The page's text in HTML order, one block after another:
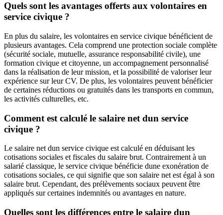
Quels sont les avantages offerts aux volontaires en
service civique ?
En plus du salaire, les volontaires en service civique bénéficient de
plusieurs avantages. Cela comprend une protection sociale complète
(sécurité sociale, mutuelle, assurance responsabilité civile), une
formation civique et citoyenne, un accompagnement personnalisé
dans la réalisation de leur mission, et la possibilité de valoriser leur
expérience sur leur CV. De plus, les volontaires peuvent bénéficier
de certaines réductions ou gratuités dans les transports en commun,
les activités culturelles, etc.
Comment est calculé le salaire net dun service
civique ?
Le salaire net dun service civique est calculé en déduisant les
cotisations sociales et fiscales du salaire brut. Contrairement à un
salarié classique, le service civique bénéficie dune exonération de
cotisations sociales, ce qui signifie que son salaire net est égal à son
salaire brut. Cependant, des prélèvements sociaux peuvent être
appliqués sur certaines indemnités ou avantages en nature.
Quelles sont les différences entre le salaire dun